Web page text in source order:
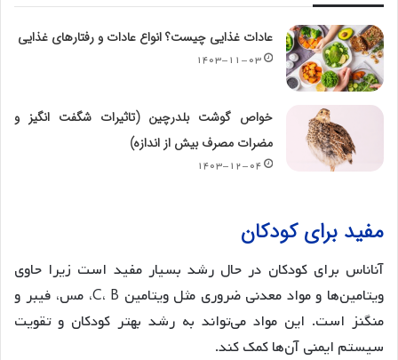
عادات غذایی چیست؟ انواع عادات و رفتارهای غذایی
۱۴۰۳-۱۱-۰۳
خواص گوشت بلدرچین (تاثیرات شگفت انگیز و
مضرات مصرف بیش از اندازه)
۱۴۰۳-۱۲-۰۴
مفید برای کودکان
آناناس برای کودکان در حال رشد بسیار مفید است زیرا حاوی
ویتامین‌ها و مواد معدنی ضروری مثل ویتامین C، B، مس، فیبر و
منگنز است. این مواد می‌تواند به رشد بهتر کودکان و تقویت
سیستم ایمنی آن‌ها کمک کند.